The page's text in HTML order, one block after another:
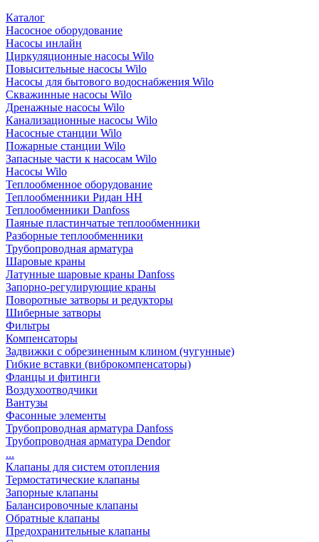
Каталог
Насосное оборудование
Насосы инлайн
Циркуляционные насосы Wilo
Повысительные насосы Wilo
Насосы для бытового водоснабжения Wilo
Скважинные насосы Wilo
Дренажные насосы Wilo
Канализационные насосы Wilo
Насосные станции Wilo
Пожарные станции Wilo
Запасные части к насосам Wilo
Насосы Wilo
Теплообменное оборудование
Теплообменники Ридан НН
Теплообменники Danfoss
Паяные пластинчатые теплообменники
Разборные теплообменники
Трубопроводная арматура
Шаровые краны
Латунные шаровые краны Danfoss
Запорно-регулирующие краны
Поворотные затворы и редукторы
Шиберные затворы
Фильтры
Компенсаторы
Задвижки с обрезиненным клином (чугунные)
Гибкие вставки (виброкомпенсаторы)
Фланцы и фитинги
Воздухоотводчики
Вантузы
Фасонные элементы
Трубопроводная арматура Danfoss
Трубопроводная арматура Dendor
...
Клапаны для систем отопления
Термостатические клапаны
Запорные клапаны
Балансировочные клапаны
Обратные клапаны
Предохранительные клапаны